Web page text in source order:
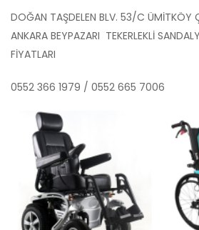
DOĞAN TAŞDELEN BLV. 53/C ÜMİTKÖY
ANKARA BEYPAZARI TEKERLEKLİ
FİYATLARI
0552 366 1979 / 0552 665 7006